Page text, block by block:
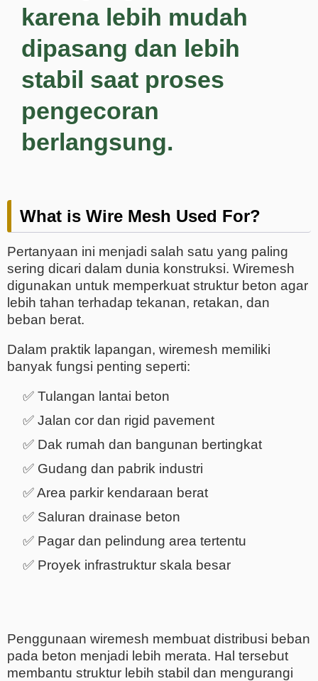
karena lebih mudah
dipasang dan lebih
stabil saat proses
pengecoran
berlangsung.
What is Wire Mesh Used For?
Pertanyaan ini menjadi salah satu yang paling
sering dicari dalam dunia konstruksi. Wiremesh
digunakan untuk memperkuat struktur beton agar
lebih tahan terhadap tekanan, retakan, dan
beban berat.
Dalam praktik lapangan, wiremesh memiliki
banyak fungsi penting seperti:
✅ Tulangan lantai beton
✅ Jalan cor dan rigid pavement
✅ Dak rumah dan bangunan bertingkat
✅ Gudang dan pabrik industri
✅ Area parkir kendaraan berat
✅ Saluran drainase beton
✅ Pagar dan pelindung area tertentu
✅ Proyek infrastruktur skala besar
Penggunaan wiremesh membuat distribusi beban
pada beton menjadi lebih merata. Hal tersebut
membantu struktur lebih stabil dan mengurangi